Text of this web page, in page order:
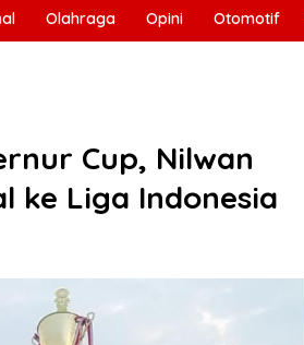
Olahraga Opini Otomotif
Cup, Nilwan
ke Liga Indonesia